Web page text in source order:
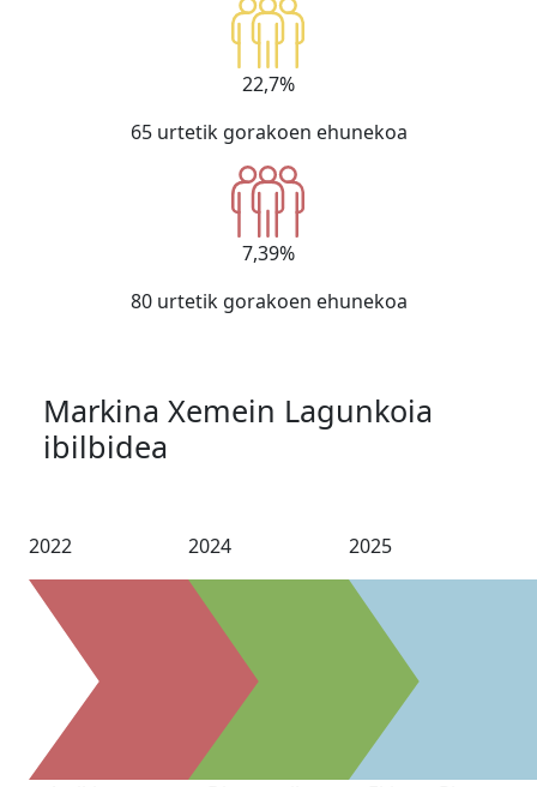
22,7%
65 urtetik gorakoen ehunekoa
7,39%
80 urtetik gorakoen ehunekoa
Markina Xemein Lagunkoia
ibilbidea
2022 2024 2025